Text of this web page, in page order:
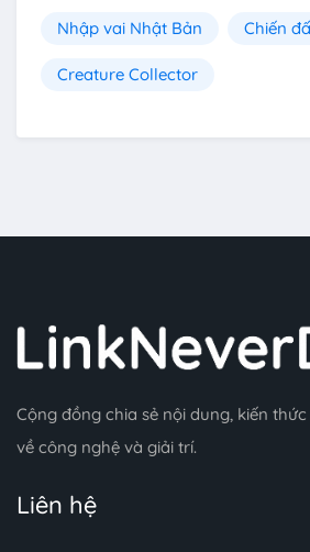
Nhập vai Nhật Bản Chiến
Creature Collector
Cộng đồng chia sẻ nội dung, kiến
về công nghệ và giải trí.
Liên hệ